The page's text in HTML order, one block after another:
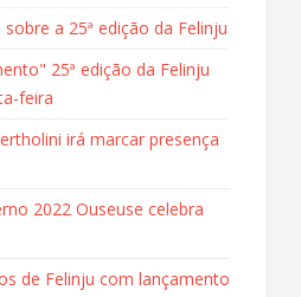
a 25ª edição da Felinju
25ª edição da Felinju
feira
irá marcar presença
2022 Ouseuse celebra
de Felinju com lançamento